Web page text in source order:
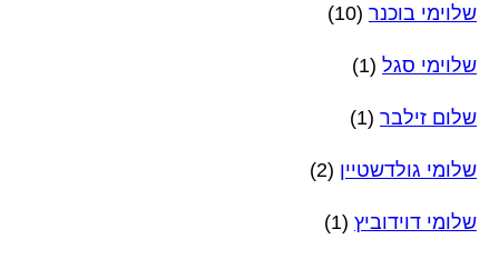
שלוימי בוכנר (10)
שלוימי סגל (1)
שלום זילבר (1)
שלומי גולדשטיין (2)
שלומי דוידוביץ (1)